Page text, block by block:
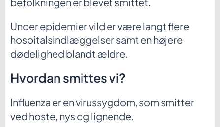
Under epidemier vild er være langt flere
hospitalsindlæggelser samt en højere
dødelighed blandt ældre.
Hvordan smittes vi?
Influenza er en virussygdom, som smitter
ved hoste, nys og lignende.